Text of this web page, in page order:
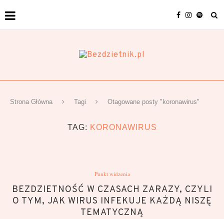
Strona Główna Tagi Otagowane posty "koronawirus"
TAG: KORONAWIRUS
Punkt widzenia
BEZDZIETNOŚĆ W CZASACH ZARAZY, CZYLI
O TYM, JAK WIRUS INFEKUJE KAŻDĄ NISZĘ
TEMATYCZNĄ